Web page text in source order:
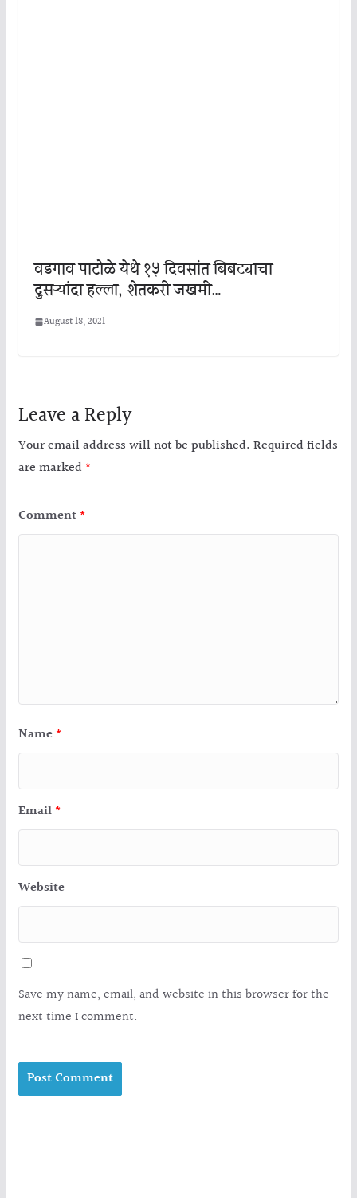
वडगाव पाटोळे येथे १५ दिवसांत बिबट्याचा
दुसऱ्यांदा हल्ला, शेतकरी जखमी…
August 18, 2021
Leave a Reply
Your email address will not be published. Required fields
are marked *
Comment *
Name *
Email *
Website
Save my name, email, and website in this browser for the
next time I comment.